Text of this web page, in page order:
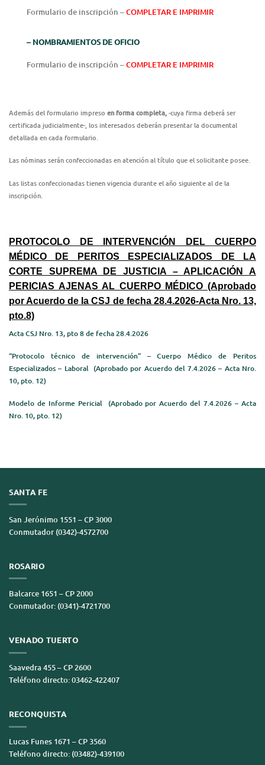
Formulario de inscripción –COMPLETAR E IMPRIMIR
– NOMBRAMIENTOS DE OFICIO
Formulario de inscripción –COMPLETAR E IMPRIMIR
Además del formulario impreso en forma completa,-cuya firma deberá ser
certificada judicialmente-, los interesados deberán presentar la documental
detallada en cada formulario.
Las nóminas serán confeccionadas en atención al título que el solicitante posee.
Las listas confeccionadas tienen vigencia durante el año siguiente al de la
inscripción.
PROTOCOLO DE INTERVENCIÓN DEL CUERPO
MÉDICO DE PERITOS ESPECIALIZADOS DE LA
CORTE SUPREMA DE JUSTICIA – APLICACIÓN A
PERICIAS AJENAS AL CUERPO MÉDICO (Aprobado
por Acuerdo de la CSJ de fecha 28.4.2026-Acta Nro. 13,
pto.8)
Acta CSJ Nro. 13, pto 8 de fecha 28.4.2026
“Protocolo técnico de intervención” – Cuerpo Médico de Peritos
Especializados – Laboral (Aprobado por Acuerdo del 7.4.2026 – Acta Nro.
10, pto. 12)
Modelo de Informe Pericial (Aprobado por Acuerdo del 7.4.2026 – Acta
Nro. 10, pto. 12)
SANTA FE
San Jerónimo 1551 – CP 3000
Conmutador (0342)-4572700
ROSARIO
Balcarce 1651 – CP 2000
Conmutador: (0341)-4721700
VENADO TUERTO
Saavedra 455 – CP 2600
Teléfono directo: 03462-422407
RECONQUISTA
Lucas Funes 1671 – CP 3560
Teléfono directo: (03482)-439100